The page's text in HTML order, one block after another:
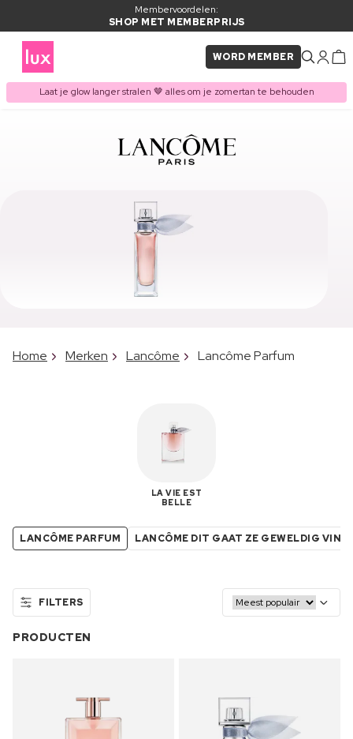
Membervoordelen:
SHOP MET MEMBERPRIJS
WORD MEMBER
Laat je glow langer stralen 🤎 alles om je zomertan te behouden
Home Merken Lancôme Lancôme Parfum
LA VIE EST
BELLE
LANCÔME PARFUM LANCÔME DIT GAAT ZE GEWELDIG
FILTERS
PRODUCTEN